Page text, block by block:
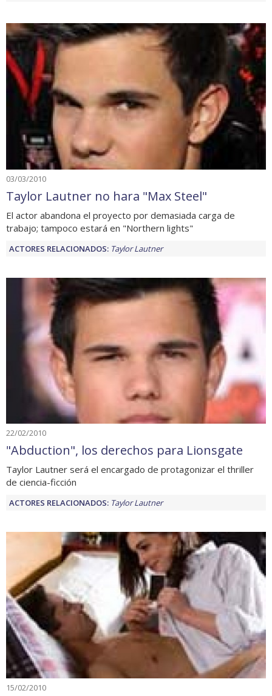
03/03/2010
Taylor Lautner no hara "Max Steel"
El actor abandona el proyecto por demasiada carga de
trabajo; tampoco estará en "Northern lights"
ACTORES RELACIONADOS: Taylor Lautner
22/02/2010
"Abduction", los derechos para Lionsgate
Taylor Lautner será el encargado de protagonizar el thriller
de ciencia-ficción
ACTORES RELACIONADOS: Taylor Lautner
15/02/2010